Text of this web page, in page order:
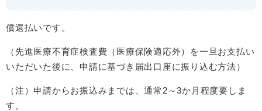
償還払いです。
（先進医療不育症検査費（医療保険適応外）を一旦お支払い
いただいた後に、申請に基づき届出口座に振り込む方法）
（注）申請からお振込みまでは、通常2～3か月程度要しま
す。